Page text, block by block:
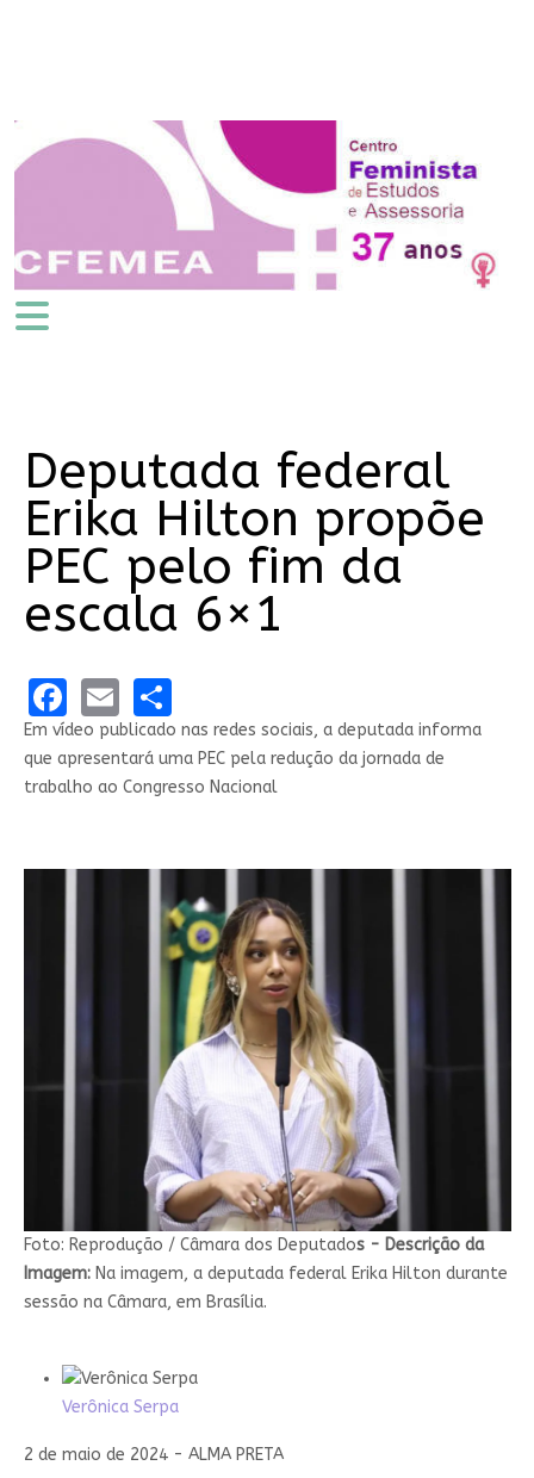
Deputada federal
Erika Hilton propõe
PEC pelo fim da
escala 6×1
Facebook
EmailShare
Em vídeo publicado nas redes sociais, a deputada informa
que apresentará uma PEC pela redução da jornada de
trabalho ao Congresso Nacional
Foto: Reprodução / Câmara dos Deputados - Descrição da
Imagem: Na imagem, a deputada federal Erika Hilton durante
sessão na Câmara, em Brasília.
Verônica Serpa
2 de maio de 2024 - ALMA PRETA